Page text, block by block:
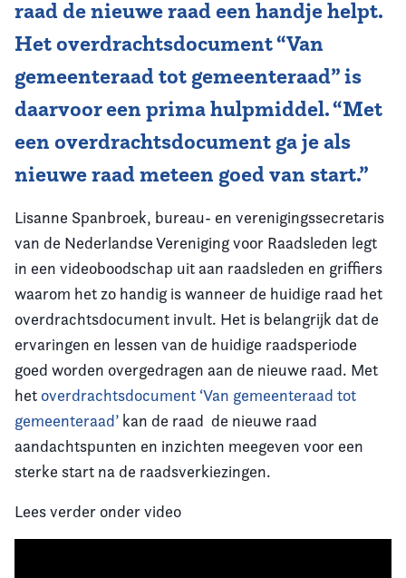
raad de nieuwe raad een handje helpt.
Het overdrachtsdocument “Van
gemeenteraad tot gemeenteraad” is
daarvoor een prima hulpmiddel. “Met
een overdrachtsdocument ga je als
nieuwe raad meteen goed van start.”
Lisanne Spanbroek, bureau- en verenigingssecretaris
van de Nederlandse Vereniging voor Raadsleden legt
in een videoboodschap uit aan raadsleden en griffiers
waarom het zo handig is wanneer de huidige raad het
overdrachtsdocument invult. Het is belangrijk dat de
ervaringen en lessen van de huidige raadsperiode
goed worden overgedragen aan de nieuwe raad. Met
het overdrachtsdocument ‘Van gemeenteraad tot
gemeenteraad’ kan de raad de nieuwe raad
aandachtspunten en inzichten meegeven voor een
sterke start na de raadsverkiezingen.
Lees verder onder video